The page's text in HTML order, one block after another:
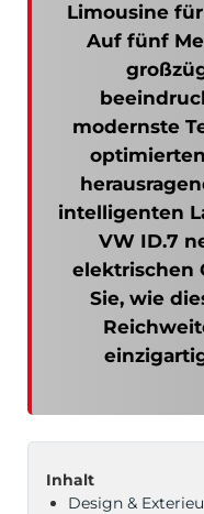
Limousine
Auf fünf
modernste
intelligenten
VW ID.7
elektrischen
Sie, wie
Inhalt
Design &